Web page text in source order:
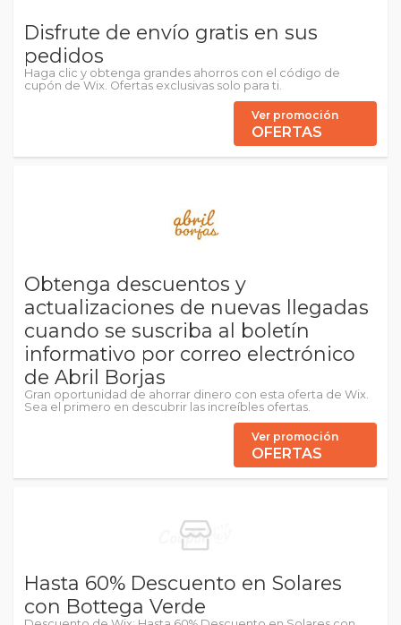
Disfrute de envío gratis en sus
pedidos
Haga clic y obtenga grandes ahorros con el código de
cupón de Wix. Ofertas exclusivas solo para ti.
Ver promoción
OFERTAS
Obtenga descuentos y
actualizaciones de nuevas llegadas
cuando se suscriba al boletín
informativo por correo electrónico
de Abril Borjas
Gran oportunidad de ahorrar dinero con esta oferta de Wix.
Sea el primero en descubrir las increíbles ofertas.
Ver promoción
OFERTAS
Hasta 60% Descuento en Solares
con Bottega Verde